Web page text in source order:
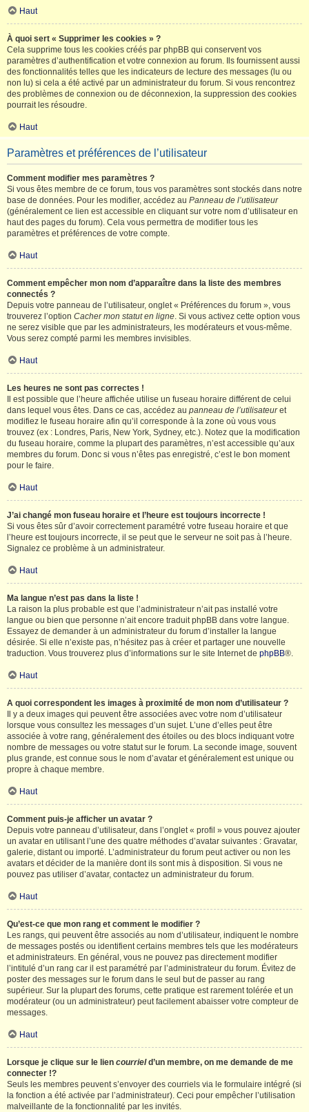
Haut
À quoi sert « Supprimer les cookies » ?
Cela supprime tous les cookies créés par phpBB qui conservent vos
paramètres d’authentification et votre connexion au forum. Ils fournissent aussi
des fonctionnalités telles que les indicateurs de lecture des messages (lu ou
non lu) si cela a été activé par un administrateur du forum. Si vous rencontrez
des problèmes de connexion ou de déconnexion, la suppression des cookies
pourrait les résoudre.
Haut
Paramètres et préférences de l’utilisateur
Comment modifier mes paramètres ?
Si vous êtes membre de ce forum, tous vos paramètres sont stockés dans notre
base de données. Pour les modifier, accédez au Panneau de l’utilisateur
(généralement ce lien est accessible en cliquant sur votre nom d’utilisateur en
haut des pages du forum). Cela vous permettra de modifier tous les
paramètres et préférences de votre compte.
Haut
Comment empêcher mon nom d’apparaître dans la liste des membres
connectés ?
Depuis votre panneau de l’utilisateur, onglet « Préférences du forum », vous
trouverez l’option Cacher mon statut en ligne. Si vous activez cette option vous
ne serez visible que par les administrateurs, les modérateurs et vous-même.
Vous serez compté parmi les membres invisibles.
Haut
Les heures ne sont pas correctes !
Il est possible que l’heure affichée utilise un fuseau horaire différent de celui
dans lequel vous êtes. Dans ce cas, accédez au panneau de l’utilisateuret
modifiez le fuseau horaire afin qu’il corresponde à la zone où vous vous
trouvez (ex : Londres, Paris, New York, Sydney, etc.). Notez que la modification
du fuseau horaire, comme la plupart des paramètres, n’est accessible qu’aux
membres du forum. Donc si vous n’êtes pas enregistré, c’est le bon moment
pour le faire.
Haut
J’ai changé mon fuseau horaire et l’heure est toujours incorrecte !
Si vous êtes sûr d’avoir correctement paramétré votre fuseau horaire et que
l’heure est toujours incorrecte, il se peut que le serveur ne soit pas à l’heure.
Signalez ce problème à un administrateur.
Haut
Ma langue n’est pas dans la liste !
La raison la plus probable est que l’administrateur n’ait pas installé votre
langue ou bien que personne n’ait encore traduit phpBB dans votre langue.
Essayez de demander à un administrateur du forum d’installer la langue
désirée. Si elle n’existe pas, n’hésitez pas à créer et partager une nouvelle
traduction. Vous trouverez plus d’informations sur le site Internet de phpBB®.
Haut
A quoi correspondent les images à proximité de mon nom d’utilisateur ?
Il y a deux images qui peuvent être associées avec votre nom d’utilisateur
lorsque vous consultez les messages d’un sujet. L’une d’elles peut être
associée à votre rang, généralement des étoiles ou des blocs indiquant votre
nombre de messages ou votre statut sur le forum. La seconde image, souvent
plus grande, est connue sous le nom d’avatar et généralement est unique ou
propre à chaque membre.
Haut
Comment puis-je afficher un avatar ?
Depuis votre panneau d’utilisateur, dans l’onglet « profil » vous pouvez ajouter
un avatar en utilisant l’une des quatre méthodes d’avatar suivantes : Gravatar,
galerie, distant ou importé. L’administrateur du forum peut activer ou non les
avatars et décider de la manière dont ils sont mis à disposition. Si vous ne
pouvez pas utiliser d’avatar, contactez un administrateur du forum.
Haut
Qu’est-ce que mon rang et comment le modifier ?
Les rangs, qui peuvent être associés au nom d’utilisateur, indiquent le nombre
de messages postés ou identifient certains membres tels que les modérateurs
et administrateurs. En général, vous ne pouvez pas directement modifier
l’intitulé d’un rang car il est paramétré par l’administrateur du forum. Évitez de
poster des messages sur le forum dans le seul but de passer au rang
supérieur. Sur la plupart des forums, cette pratique est rarement tolérée et un
modérateur (ou un administrateur) peut facilement abaisser votre compteur de
messages.
Haut
Lorsque je clique sur le lien courrield’un membre, on me demande de me
connecter !?
Seuls les membres peuvent s’envoyer des courriels via le formulaire intégré (si
la fonction a été activée par l’administrateur). Ceci pour empêcher l’utilisation
malveillante de la fonctionnalité par les invités.